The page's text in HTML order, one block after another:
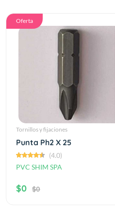
Oferta
Tornillos y fijaciones
Punta Ph2 X 25
(4.0)
PVC SHIM SPA
$0 $0